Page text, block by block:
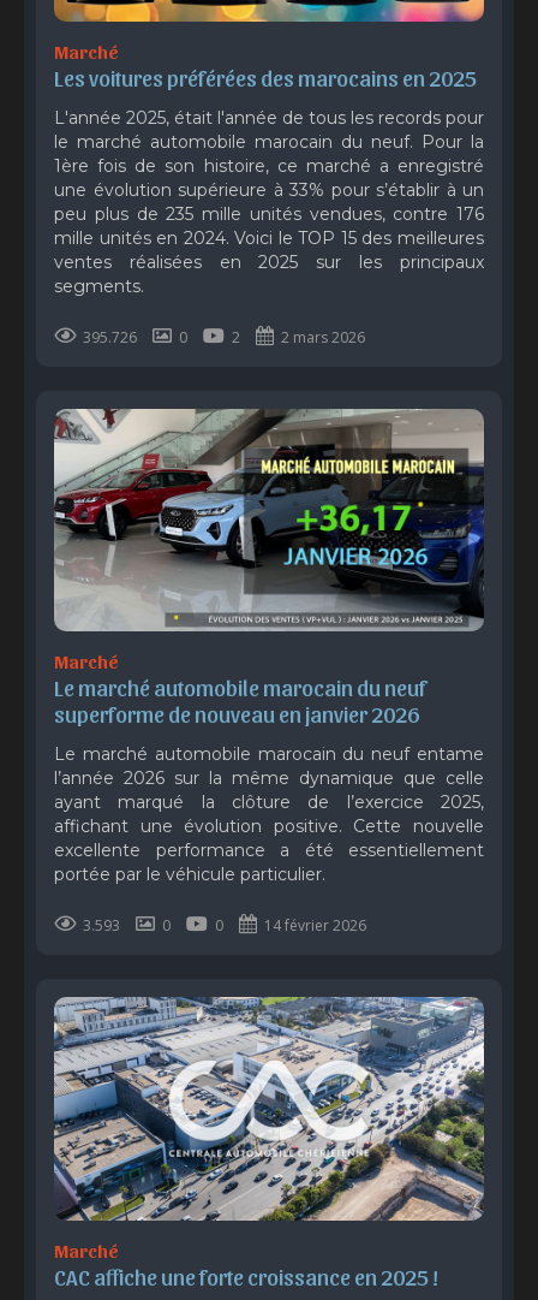
Marché
Les voitures préférées des marocains en 2025
L'année 2025, était l'année de tous les records pour
le marché automobile marocain du neuf. Pour la
1ère fois de son histoire, ce marché a enregistré
une évolution supérieure à 33% pour s’établir à un
peu plus de 235 mille unités vendues, contre 176
mille unités en 2024. Voici le TOP 15 des meilleures
ventes réalisées en 2025 sur les principaux
segments.
395.726 0 2 2 mars 2026
Marché
Le marché automobile marocain du neuf
superforme de nouveau en janvier 2026
Le marché automobile marocain du neuf entame
l’année 2026 sur la même dynamique que celle
ayant marqué la clôture de l’exercice 2025,
affichant une évolution positive. Cette nouvelle
excellente performance a été essentiellement
portée par le véhicule particulier.
3.593 0 0 14 février 2026
Marché
CAC affiche une forte croissance en 2025 !